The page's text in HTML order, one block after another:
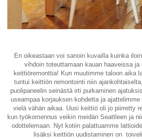
En oikeastaan voi sanoin kuvailla kuinka
vihdoin toteuttamaan kauan haaveissa ja
keittiöremonttia! Kun muutimme taloon aika
tuntui keittiön remontointi niin
puolipaneelin seinästä irti purkaminen
useampaa korjauksen kohdetta ja
vielä vähän aikaa. Uusi keittiö oli jo piirretty
kun työkomennus veikin meidän Seattleen ja
odottelemaan. Nyt kotiin palattuamme
lisäksi keittiön uudistaminen on